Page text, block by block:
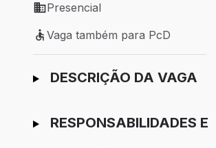
Modelo de trabalho: Presencial
Presencial
Vaga também para PcD
Vaga também para PcD
Ir para candidatura
DESCRIÇÃO DA VAGA
RESPONSABILIDADES E